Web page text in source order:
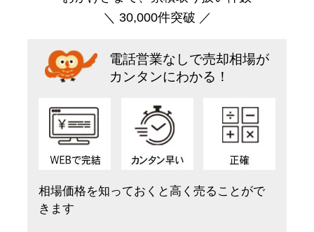
＼ 30,000件突破 ／
電話営業なしで売却相場が
カンタンにわかる！
相場価格を知っておくと高く売ることがで
きます